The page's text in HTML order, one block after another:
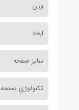
وزن
ابعاد
سايز صفحه
تکنولوژي صفحه